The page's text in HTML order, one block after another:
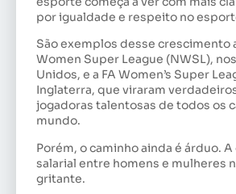
por igualdade e respeito no
São exemplos desse crescimento
Women Super League (NWSL),
Unidos, e a FA Women’s Super
Inglaterra, que viraram
jogadoras talentosas de todos os
mundo.
Porém, o caminho ainda é árduo.
salarial entre homens e mulheres
gritante.